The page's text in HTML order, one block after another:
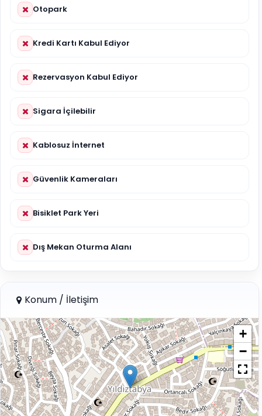
Otopark
Kredi Kartı Kabul Ediyor
Rezervasyon Kabul Ediyor
Sigara İçilebilir
Kablosuz İnternet
Güvenlik Kameraları
Bisiklet Park Yeri
Dış Mekan Oturma Alanı
Konum / İletişim
+
−